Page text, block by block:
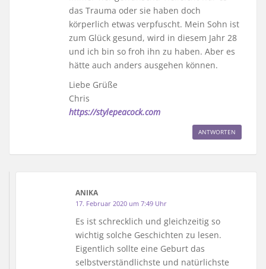
das Trauma oder sie haben doch
körperlich etwas verpfuscht. Mein Sohn ist
zum Glück gesund, wird in diesem Jahr 28
und ich bin so froh ihn zu haben. Aber es
hätte auch anders ausgehen können.
Liebe Grüße
Chris
https://stylepeacock.com
ANTWORTEN
ANIKA
17. Februar 2020 um 7:49 Uhr
Es ist schrecklich und gleichzeitig so
wichtig solche Geschichten zu lesen.
Eigentlich sollte eine Geburt das
selbstverständlichste und natürlichste